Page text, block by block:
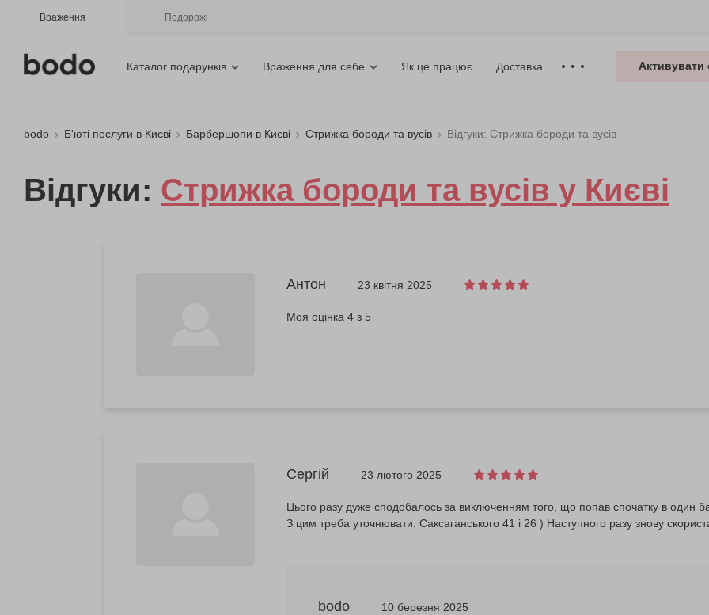
Враження Подорожі
Каталог подарунків Враження для себе Як це працює Доставка Активувати
bodo Б'юті послуги в Києві Барбершопи в Києві Стрижка бороди та вусів Відгуки: Стрижка бороди та вусів
Відгуки: Стрижка бороди та вусів у Києві
Антон 23 квітня 2025
Моя оцінка 4 з 5
Сергій 23 лютого 2025
Цього разу дуже сподобалось за виключенням того, що попав спочатку в один
З цим треба уточнювати: Саксаганського 41 і 26 ) Наступного разу знову
bodo 10 березня 2025